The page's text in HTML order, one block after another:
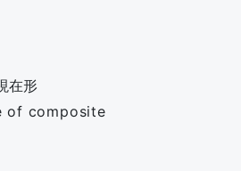
在形
of composite